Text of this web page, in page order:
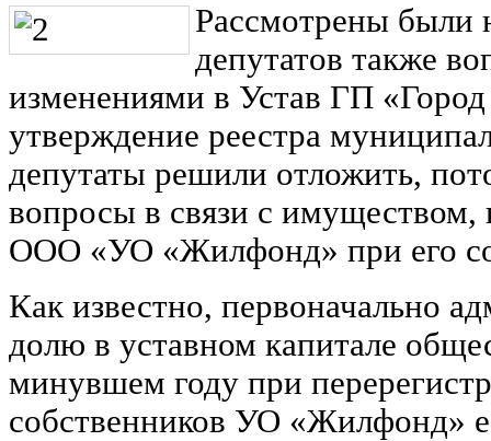
Рассмотрены были
депутатов также
изменениями в Устав ГП
утверждение реестра
депутаты решили отложить,
вопросы в связи с имуществом,
ООО «УО «Жилфонд» при его
Как известно, первоначально
долю в уставном капитале
минувшем году при
собственников УО «Жилфонд»